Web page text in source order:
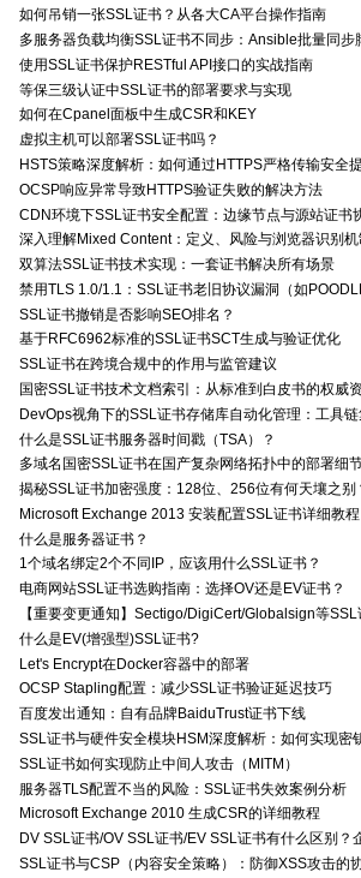
如何吊销一张SSL证书？从各大CA平台操作指南
多服务器负载均衡SSL证书不同步：Ansible批量同步
使用SSL证书保护RESTful API接口的实战指南
等保三级认证中SSL证书的部署要求与实现
如何在Cpanel面板中生成CSR和KEY
虚拟主机可以部署SSL证书吗？
HSTS策略深度解析：如何通过HTTPS严格传输安全
OCSP响应异常导致HTTPS验证失败的解决方法
CDN环境下SSL证书安全配置：边缘节点与源站证书
深入理解Mixed Content：定义、风险与浏览器识别机
双算法SSL证书技术实现：一套证书解决所有场景
禁用TLS 1.0/1.1：SSL证书老旧协议漏洞（如
SSL证书撤销是否影响SEO排名？
基于RFC6962标准的SSL证书SCT生成与验证优化
SSL证书在跨境合规中的作用与监管建议
国密SSL证书技术文档索引：从标准到白皮书的权威
DevOps视角下的SSL证书存储库自动化管理：工具
什么是SSL证书服务器时间戳（TSA）？
多域名国密SSL证书在国产复杂网络拓扑中的部署细
揭秘SSL证书加密强度：128位、256位有何天壤之别
Microsoft Exchange 2013 安装配置SSL证书详细教程
什么是服务器证书？
1个域名绑定2个不同IP，应该用什么SSL证书？
电商网站SSL证书选购指南：选择OV还是EV证书？
【重要变更通知】Sectigo/DigiCert/Globalsign等
什么是EV(增强型)SSL证书?
Let's Encrypt在Docker容器中的部署
OCSP Stapling配置：减少SSL证书验证延迟技巧
百度发出通知：自有品牌BaiduTrust证书下线
SSL证书如何实现防止中间人攻击（MITM）
服务器TLS配置不当的风险：SSL证书失效案例分析
Microsoft Exchange 2010 生成CSR的详细教程
DV SSL证书/OV SSL证书/EV SSL证书有什么区别？
SSL证书与CSP（内容安全策略）：防御XSS攻击的